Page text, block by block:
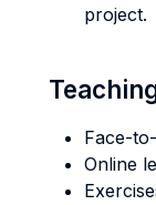
project.
Face-
Online